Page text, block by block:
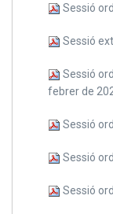
Sessió
Sessió
Sessió
febrer de
Sessió
Sessió
Sessió